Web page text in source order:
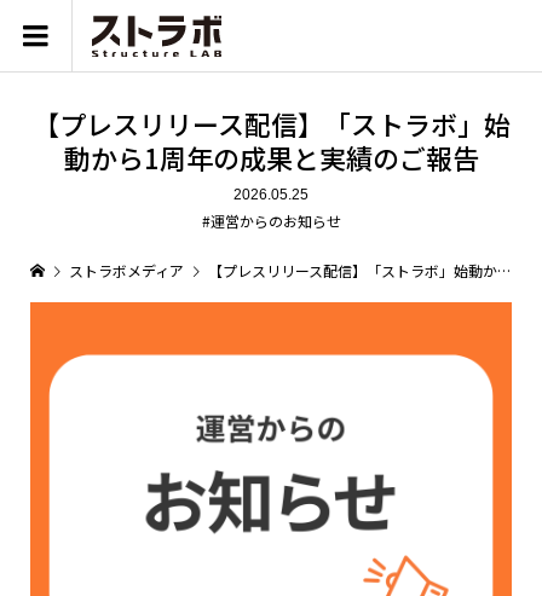
【プレスリリース配信】「ストラボ」始
動から1周年の成果と実績のご報告
2026.05.25
#運営からのお知らせ
ストラボメディア 【プレスリリース配信】「ストラボ」始動から1周年の成果と実績のご報告